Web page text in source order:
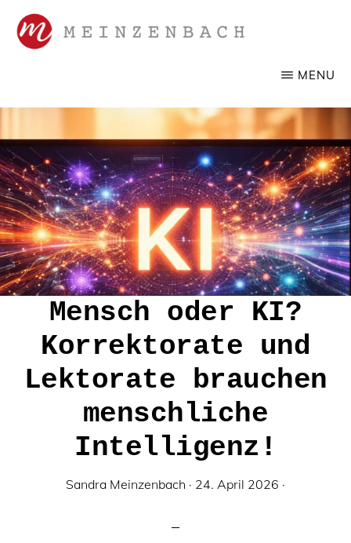
Zum
Inhalt
MENU
Mensch oder KI?
Korrektorate und
Lektorate brauchen
menschliche
Intelligenz!
Sandra Meinzenbach · 24. April 2026 ·